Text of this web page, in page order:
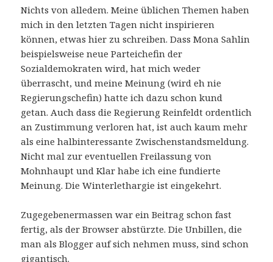
Nichts von alledem. Meine üblichen Themen haben
mich in den letzten Tagen nicht inspirieren
können, etwas hier zu schreiben. Dass Mona Sahlin
beispielsweise neue Parteichefin der
Sozialdemokraten wird, hat mich weder
überrascht, und meine Meinung (wird eh nie
Regierungschefin) hatte ich dazu schon kund
getan. Auch dass die Regierung Reinfeldt ordentlich
an Zustimmung verloren hat, ist auch kaum mehr
als eine halbinteressante Zwischenstandsmeldung.
Nicht mal zur eventuellen Freilassung von
Mohnhaupt und Klar habe ich eine fundierte
Meinung. Die Winterlethargie ist eingekehrt.
Zugegebenermassen war ein Beitrag schon fast
fertig, als der Browser abstürzte. Die Unbillen, die
man als Blogger auf sich nehmen muss, sind schon
gigantisch.